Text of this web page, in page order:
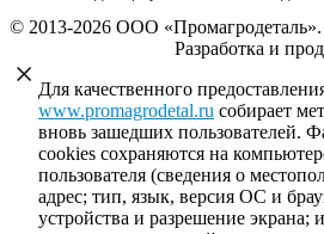
© 2013-2026 ООО «Промагродеталь».
Разработка и
Для качественного
www.promagrodetal.ru собирает
вновь зашедших пользователей.
cookies сохраняются на
пользователя (сведения о
адрес; тип, язык, версия ОС и
устройства и разрешение экрана;